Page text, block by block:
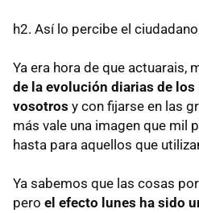
h2. Así lo percibe el ciudadano
Ya era hora de que actuarais,
de la evolución diarias de
vosotros y con fijarse en las
más vale una imagen que mil
hasta para aquellos que
Ya sabemos que las cosas
pero el efecto lunes ha sido